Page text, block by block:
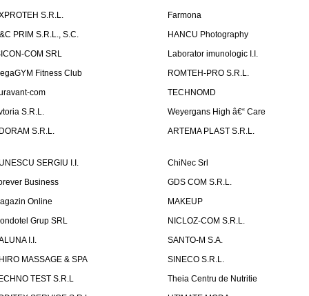
S.R.L.
Farmona
PRIM S.R.L., S.C.
HANCU Photography
COM SRL
Laborator imunologic I.I.
Fitness Club
ROMTEH-PRO S.R.L.
com
TECHNOMD
S.R.L.
Weyergans High â€“ Care
S.R.L.
ARTEMA PLAST S.R.L.
SERGIU I.I.
ChiNec Srl
Business
GDS COM S.R.L.
Online
MAKEUP
Grup SRL
NICLOZ-COM S.R.L.
I.I.
SANTO-M S.A.
MASSAGE & SPA
SINECO S.R.L.
TEST S.R.L
Theia Centru de Nutritie